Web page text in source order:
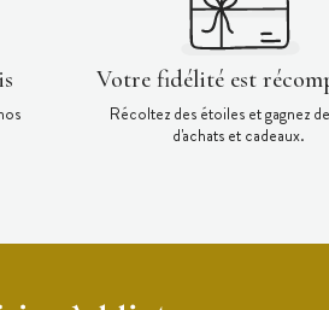
Votre fidélité est
Récoltez des étoiles et gagnez
d'achats et cadeaux.